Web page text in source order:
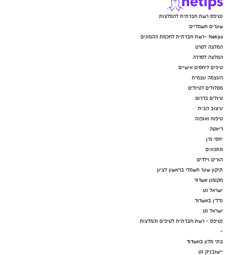
נטיפס רשת חברתית להמלצות
שערים חשמליים
Netips -רשת חברתית לחכמת ההמונים
המלצה לסרט
המלצה לסדרה
טיפים ליחסים אישיים
העצמה עצמית
מסלולים לטיולים
טיולים בדרום
עיצוב הבית
טיפוח ואופנה
דיאטה
יחסי מין
מתכונים
הורים וילדים
תיקון שער חשמלי בראשון לציון
מקומון אשדוד
ישראל נט
נדל"ן באשדוד
ישראל נט
נטיפס - רשת חברתית לטיפים והמלצות
-
בתי מלון באשדוד
יישובניק נט